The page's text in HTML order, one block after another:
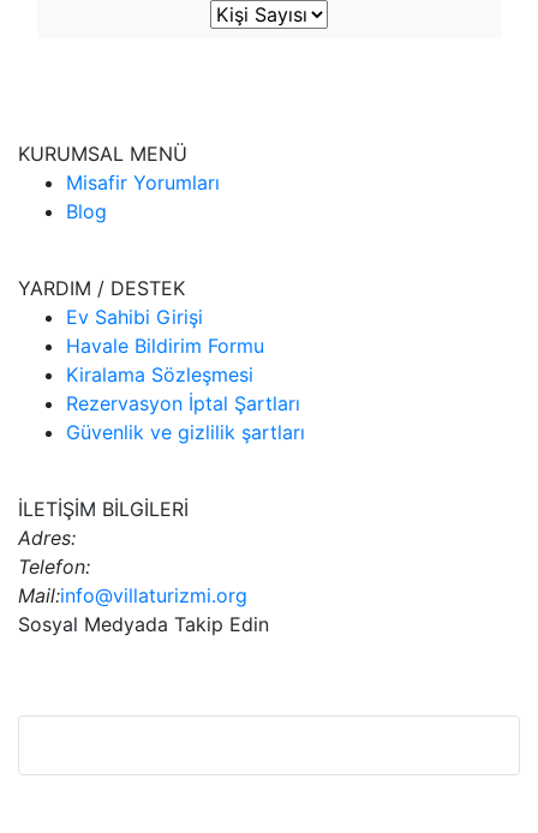
KURUMSAL MENÜ
Misafir Yorumları
Blog
YARDIM / DESTEK
Ev Sahibi Girişi
Havale Bildirim Formu
Kiralama Sözleşmesi
Rezervasyon İptal Şartları
Güvenlik ve gizlilik şartları
İLETİŞİM BİLGİLERİ
Adres:
Telefon:
Mail:info@villaturizmi.org
Sosyal Medyada Takip Edin